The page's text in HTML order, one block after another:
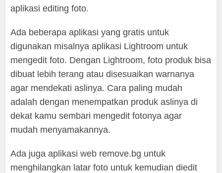
aplikasi editing foto.
Ada beberapa aplikasi yang gratis untuk
digunakan misalnya aplikasi Lightroom untuk
mengedit foto. Dengan Lightroom, foto produk bisa
dibuat lebih terang atau disesuaikan warnanya
agar mendekati aslinya. Cara paling mudah
adalah dengan menempatkan produk aslinya di
dekat kamu sembari mengedit fotonya agar
mudah menyamakannya.
Ada juga aplikasi web remove.bg untuk
menghilangkan latar foto untuk kemudian diedit